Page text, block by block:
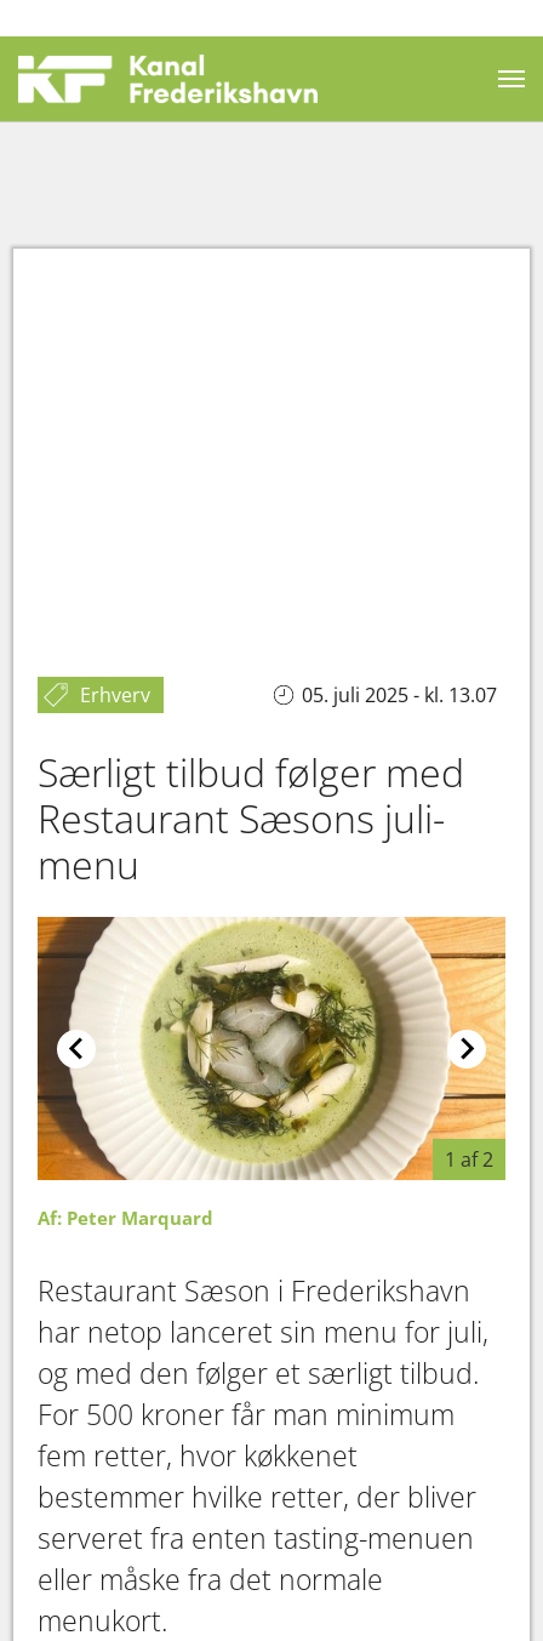
Erhverv 05. juli 2025 - kl. 13.07
Særligt tilbud følger med
Restaurant Sæsons juli-
menu
1 af 2
Af: Peter Marquard
Restaurant Sæson i Frederikshavn
har netop lanceret sin menu for juli,
og med den følger et særligt tilbud.
For 500 kroner får man minimum
fem retter, hvor køkkenet
bestemmer hvilke retter, der bliver
serveret fra enten tasting-menuen
eller måske fra det normale
menukort.